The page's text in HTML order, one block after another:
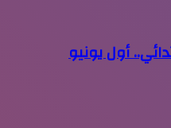
أول يونيو